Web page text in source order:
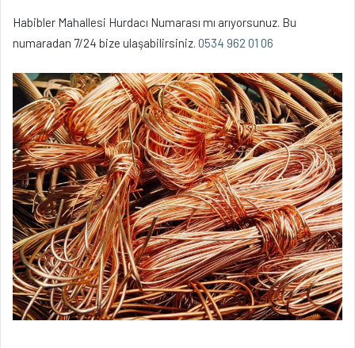
Habibler Mahallesi Hurdacı Numarası mı arıyorsunuz. Bu
numaradan 7/24 bize ulaşabilirsiniz. 0534 962 01 06